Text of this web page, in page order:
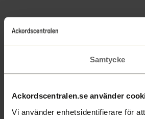
Samtycke
Ackordscentralen.se använder
Vi använder enhetsidentifierare för